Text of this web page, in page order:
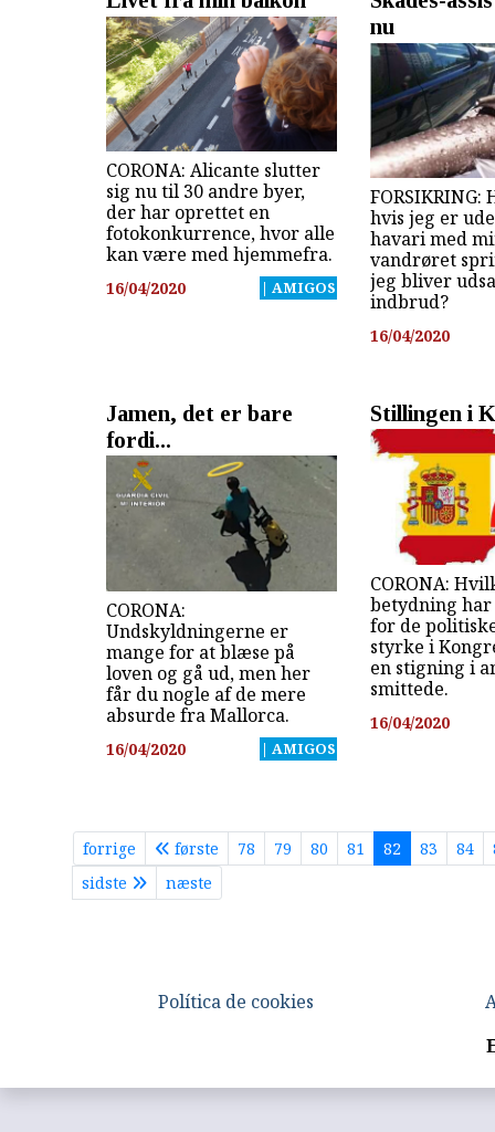
CORONA: Alicante slutter
sig nu til 30 andre byer,
der har oprettet en
fotokonkurrence, hvor alle
kan være med hjemmefra.
16/04/2020 | AMIGOS
nu
FORSIKRING:
hvis jeg er
havari med
vandrøret
jeg bliver
indbrud?
16/04/2020
Jamen, det er bare
fordi...
CORONA:
Undskyldningerne er
mange for at blæse på
loven og gå ud, men her
får du nogle af de mere
absurde fra Mallorca.
16/04/2020 | AMIGOS
Stillingen i
CORONA:
betydning
for de
styrke i
en stigning i
smittede.
16/04/2020
forrige første 78 79 80 81 82 83 84
sidste
næste
Política de cookies